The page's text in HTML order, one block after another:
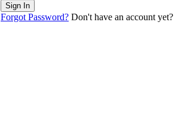
Sign In
Forgot Password? Don't have an account yet?